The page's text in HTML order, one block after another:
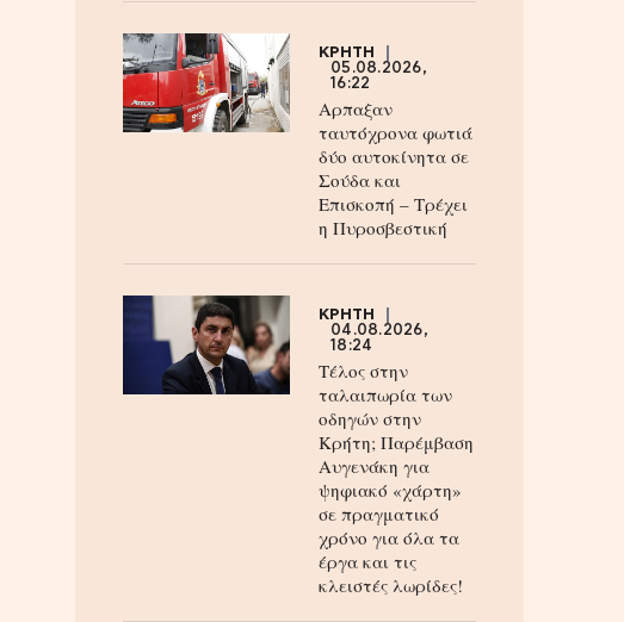
ΚΡΗΤΗ
05.08.2026,
16:22
Αρπαξαν
ταυτόχρονα φωτιά
δύο αυτοκίνητα σε
Σούδα και
Επισκοπή – Τρέχει
η Πυροσβεστική
ΚΡΗΤΗ
04.08.2026,
18:24
Τέλος στην
ταλαιπωρία των
οδηγών στην
Κρήτη; Παρέμβαση
Αυγενάκη για
ψηφιακό «χάρτη»
σε πραγματικό
χρόνο για όλα τα
έργα και τις
κλειστές λωρίδες!